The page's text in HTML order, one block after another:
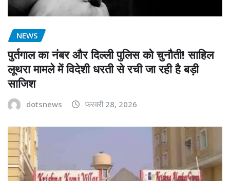
NEWS
पुर्तगाल का नंबर और दिल्ली पुलिस को चुनौती! साहिल
लूथरा मामले में विदेशी धरती से रची जा रही है बड़ी
साजिश
dotsnews फरवरी 28, 2026